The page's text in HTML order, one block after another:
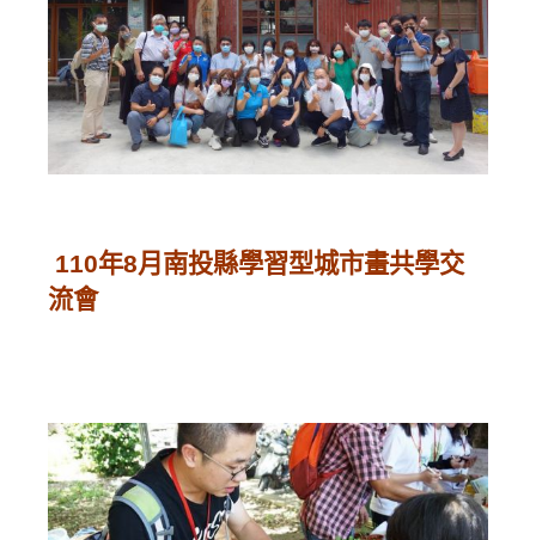
110年8月南投縣學習型城市畫共學交
流會